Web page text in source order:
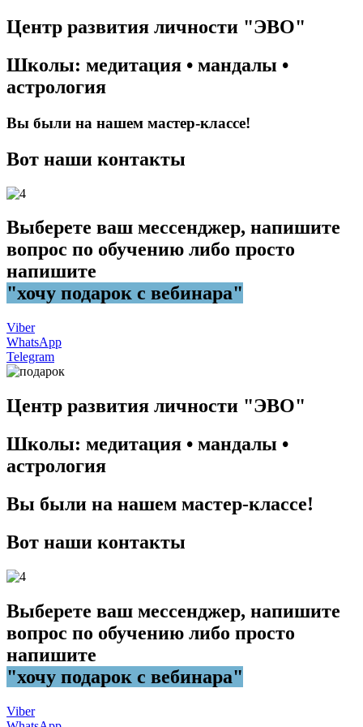
Центр развития личности "ЭВО"
Школы: медитация • мандалы •
астрология
Вы были на нашем мастер-классе!
Вот наши контакты
Выберете ваш мессенджер, напишите
вопрос по обучению либо просто
напишите
"хочу подарок с вебинара"
Viber
WhatsApp
Telegram
Центр развития личности "ЭВО"
Школы: медитация • мандалы •
астрология
Вы были на нашем мастер-классе!
Вот наши контакты
Выберете ваш мессенджер, напишите
вопрос по обучению либо просто
напишите
"хочу подарок с вебинара"
Viber